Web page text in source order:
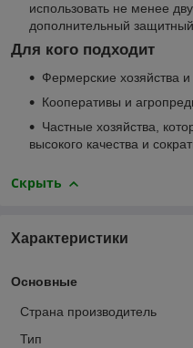
использовать не менее
дополнительный
Для кого подходит
Фермерские хозяйства
Кооперативы и
Частные хозяйства,
высокого качества и
Скрыть
Характеристики
Основные
Страна производитель
Тип